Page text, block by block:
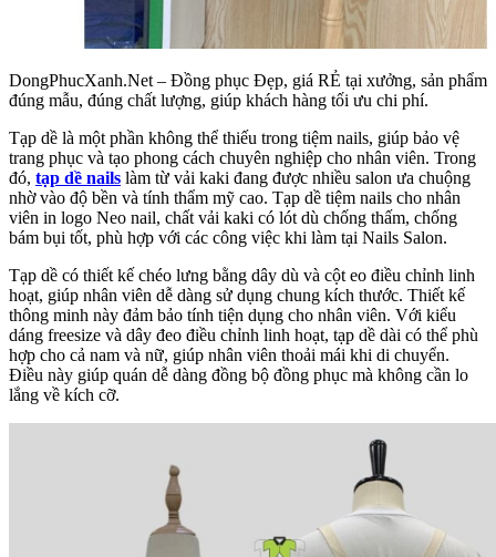
DongPhucXanh.Net – Đồng phục Đẹp, giá RẺ tại xưởng, sản phẩm
đúng mẫu, đúng chất lượng, giúp khách hàng tối ưu chi phí.
Tạp dề là một phần không thể thiếu trong tiệm nails, giúp bảo vệ
trang phục và tạo phong cách chuyên nghiệp cho nhân viên. Trong
đó, tạp dề nails làm từ vải kaki đang được nhiều salon ưa chuộng
nhờ vào độ bền và tính thẩm mỹ cao. Tạp dề tiệm nails cho nhân
viên in logo Neo nail, chất vải kaki có lót dù chống thấm, chống
bám bụi tốt, phù hợp với các công việc khi làm tại Nails Salon.
Tạp dề có thiết kế chéo lưng bằng dây dù và cột eo điều chỉnh linh
hoạt, giúp nhân viên dễ dàng sử dụng chung kích thước. Thiết kế
thông minh này đảm bảo tính tiện dụng cho nhân viên. Với kiểu
dáng freesize và dây đeo điều chỉnh linh hoạt, tạp dề dài có thể phù
hợp cho cả nam và nữ, giúp nhân viên thoải mái khi di chuyển.
Điều này giúp quán dễ dàng đồng bộ đồng phục mà không cần lo
lắng về kích cỡ.